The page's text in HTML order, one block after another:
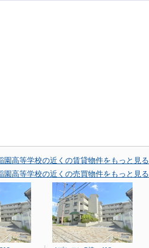
園高等学校の近くの賃貸物件をもっと見る
園高等学校の近くの売買物件をもっと見る